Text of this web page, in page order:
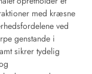
med kræsne
ved
genstande i
sikrer tydelig